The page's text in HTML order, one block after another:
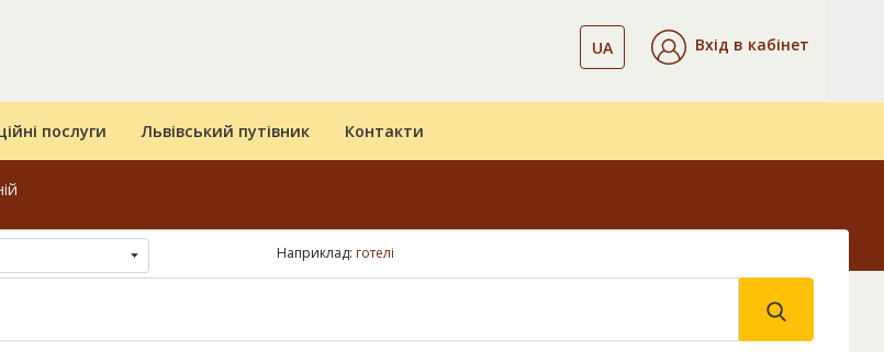
UA Вхід в кабінет
послуги Львівський путівник Контакти
Наприклад: готелі